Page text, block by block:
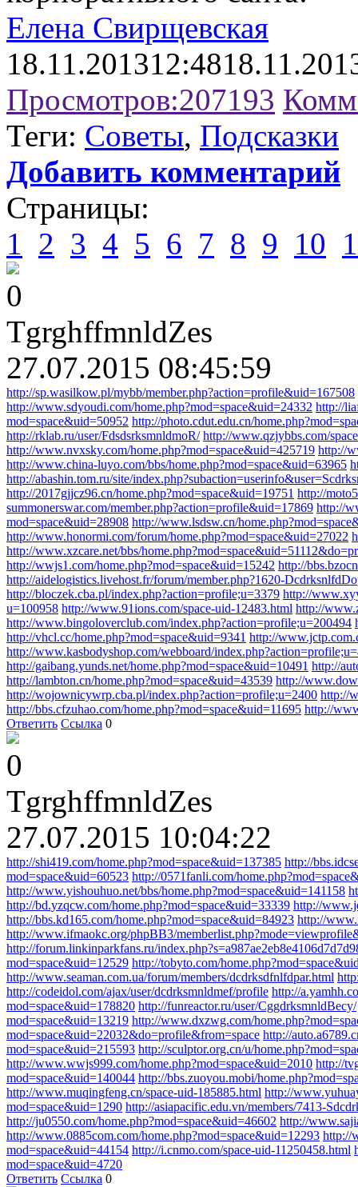
Елена Свирщевская
18.11.201312:48
Просмотров:207193
Теги: Советы, Подсказки
Добавить комментарий
Страницы:
1 2 3 4 5 6 7 8 9 10
0
TgrghffmnldZes
27.07.2015 08:45:59
http://sp.wasilkow.pl/mybb/member.php?action=profile&uid=167508
http://www.sdyoudi.com/home.php?mod=space&uid=24332 http://
mod=space&uid=50952 http://photo.cdut.edu.cn/
http://rklab.ru/user/FdsdsrksmnldmoR/ http://www.qzjybbs.com/
http://www.nvxsky.com/home.php?mod=space&uid=425719 http://
http://www.china-luyo.com/bbs/home.php?mod=space&uid=63965
http://abashin.tom.ru/site/
http://2017gjjcz96.cn/home.php?mod=space&uid=19751 http://
summonerswar.com/member.php?action=profile&uid=17869 http://
mod=space&uid=28908 http://www.lsdsw.cn/
http://www.honormi.com/forum/home.php?mod=space&uid=27022
http://www.xzcare.net/bbs/
http://wwjs1.com/home.php?mod=space&uid=15242 http://
http://aidelogistics.livehost.fr/forum/member.php?1620-
http://bloczek.cba.pl/index.php?action=profile;u=3379 http://
u=100958 http://www.91ions.com/space-uid-12483.html http://
http://www.bingoloverclub.com/index.php?action=profile;u=200494
http://vhcl.cc/home.php?mod=space&uid=9341 http://
http://www.kasbodyshop.com/webboard/
http://gaibang.yunds.net/home.php?mod=space&uid=10491 http://
http://lambton.cn/home.php?mod=space&uid=43539 http://
http://wojownicywrp.cba.pl/index.php?action=profile;u=2400 http://
http://bbs.cfzuhao.com/home.php?mod=space&uid=11695 http://
Ответить Ссылка 0
0
TgrghffmnldZes
27.07.2015 10:04:22
http://shi419.com/home.php?mod=space&uid=137385 http://
mod=space&uid=60523 http://0571fanli.com/
http://www.yishouhuo.net/bbs/home.php?mod=space&uid=141158
http://bd.yzqcw.com/home.php?mod=space&uid=33339 http://
http://bbs.kd165.com/home.php?mod=space&uid=84923 http://
http://www.ifmaokc.org/phpBB3/
http://forum.linkinparkfans.ru/
mod=space&uid=12529 http://tobyto.com/
http://www.seaman.com.ua/forum/members/dcdrksdfnlfdpar.html
http://codeidol.com/ajax/user/dcdrksmnldmef/profile http://
mod=space&uid=178820 http://funreactor.ru/user/CggdrksmnldBecy/
mod=space&uid=13219 http://www.dxzwg.com/
mod=space&uid=22032&do=profile&from=space http://
mod=space&uid=215593 http://sculptor.org.cn/u/
http://www.wwjs999.com/home.php?mod=space&uid=2010 http://
mod=space&uid=140044 http://bbs.zuoyou.mobi/
http://www.muqingfeng.cn/space-uid-185885.html http://
mod=space&uid=1290 http://asiapacific.edu.vn/members/7413-
http://ju0550.com/home.php?mod=space&uid=46602 http://
http://www.0885com.com/home.php?mod=space&uid=12293 http://
mod=space&uid=44154 http://i.cnmo.com/space-uid-11250458.html
mod=space&uid=4720
Ответить Ссылка 0